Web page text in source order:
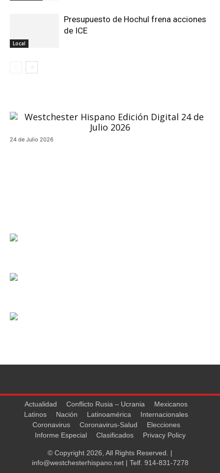
Local
Presupuesto de Hochul frena acciones
de ICE
24 de Julio 2026
Actualidad Conflicto Rusia – Ucrania
Mexicanos
Latinos
Nación Latinoamérica
Internacionales
Coronavirus
Coronavirus-Salud
Elecciones
Informe Especial
Clasificados Privacy Policy
© Copyright 2026, All Rights Reserved. |
info@westchesterhispano.net| Telf. 914-831-7278